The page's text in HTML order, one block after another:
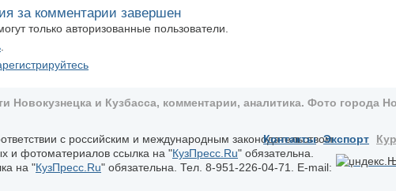
за комментарии завершен
только авторизованные пользователи.
и Кузбасса, комментарии, аналитика. Фото города
с российским и международным законодательством
и фотоматериалов ссылка на "КузПресс.Ru" обязательна.
на "КузПресс.Ru" обязательна. Тел. 8-951-226-04-71. E-mail:
Контакты Экспорт